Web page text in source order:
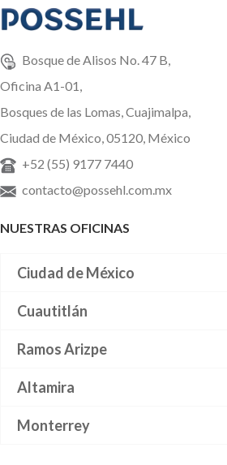
Bosque de Alisos No. 47 B,
Oficina A1-01,
Bosques de las Lomas, Cuajimalpa,
Ciudad de México, 05120, México
+52 (55) 9177 7440
contacto@possehl.com.mx
NUESTRAS OFICINAS
Ciudad de México
Cuautitlán
Ramos Arizpe
Altamira
Monterrey